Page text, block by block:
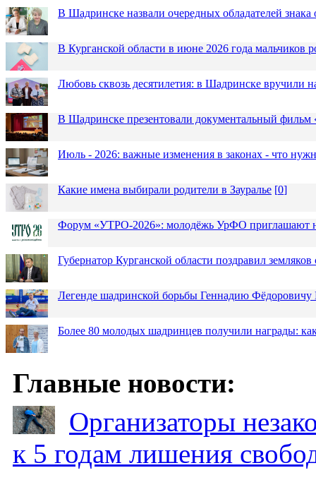
В Шадринске назвали очередных обладателей знака
В Курганской области в июне 2026 года мальчиков
Любовь сквозь десятилетия: в Шадринске вручили
В Шадринске презентовали документальный
Июль - 2026: важные изменения в законах - что
Какие имена выбирали родители в Зауралье [0]
Форум «УТРО-2026»: молодёжь УрФО приглашают
Губернатор Курганской области поздравил
Легенде шадринской борьбы Геннадию Фёдоровичу
Более 80 молодых шадринцев получили награды:
Главные новости:
Организаторы
к 5 годам лишения